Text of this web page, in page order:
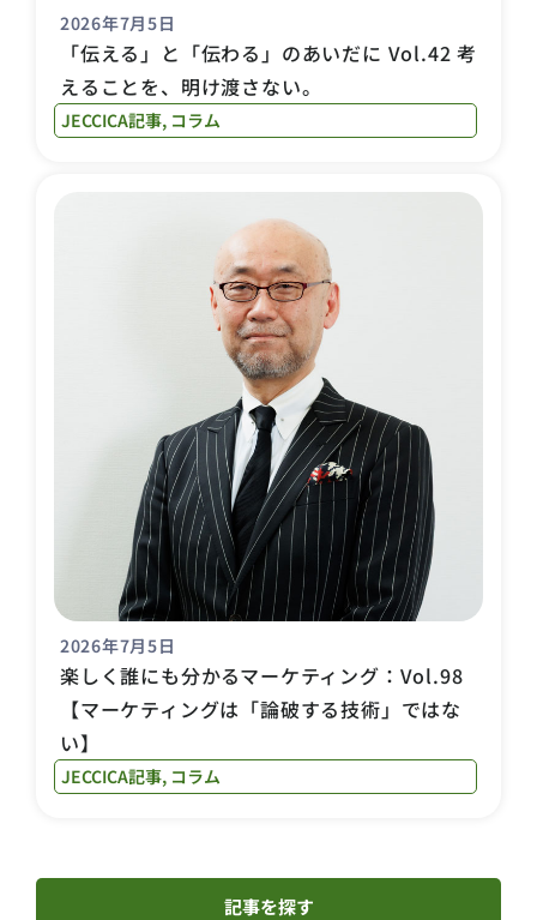
2026年7月5日
「伝える」と「伝わる」のあいだに Vol.42 考
えることを、明け渡さない。
JECCICA記事, コラム
2026年7月5日
楽しく誰にも分かるマーケティング：Vol.98
【マーケティングは「論破する技術」ではな
い】
JECCICA記事, コラム
記事を探す